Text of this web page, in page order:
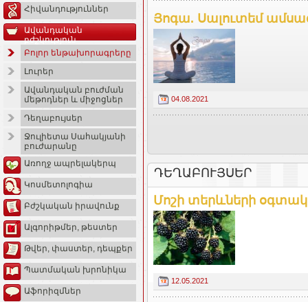
Հիվանդություններ
Ավանդական
բժշկություն
Բոլոր ենթախորագրերը
Լուրեր
Ավանդական բուժման
մեթոդներ և միջոցներ
Դեղաբույսեր
Ջուլիետա Սահակյանի
բուժարանը
Առողջ ապրելակերպ
Կոսմետոլոգիա
Բժշկական իրավունք
Ալգորիթմեր, թեստեր
Թվեր, փաստեր, դեպքեր
Պատմական խրոնիկա
Աֆորիզմներ
Յոգա. Սալուտեմ
04.08.2021
ԴԵՂԱԲՈՒՅՍԵՐ
Մոշի տերևների
12.05.2021